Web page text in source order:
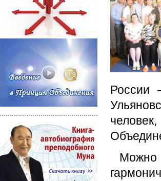
России
Можно